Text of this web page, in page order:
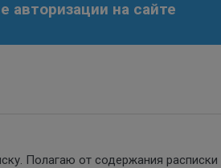
на сайте
Полагаю от содержания расписки